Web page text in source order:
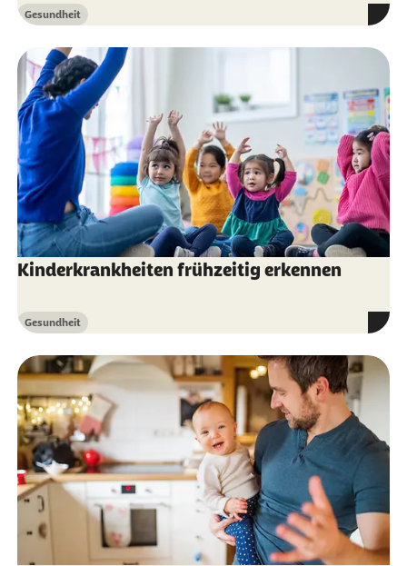
von Krankheiten bei Kindern
Kategorie
Gesundheit
Kinderkrankheiten frühzeitig erkennen
Kategorie
Gesundheit